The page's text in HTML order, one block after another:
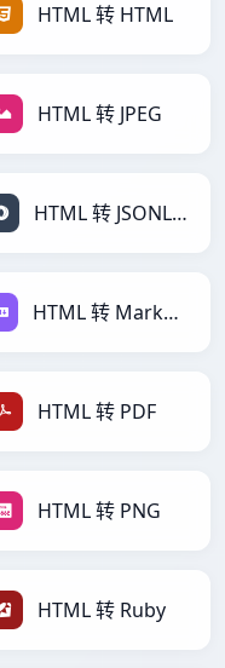
HTML 转 HTML
HTML 转 JPEG
HTML 转 JSONLines
HTML 转 Markdown
HTML 转 PDF
HTML 转 PNG
HTML 转 Ruby